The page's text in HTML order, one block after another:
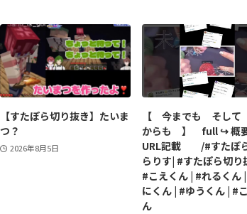
【すたぽら切り抜き】たいま
つ？
2026年8月5日
【 今までも そし
からも 】 full ↪︎ 概
URL記載 /#すたぽ
らりす| #すたぽら切り
#こえくん | #れるくん
にくん | #ゆうくん | #
ん